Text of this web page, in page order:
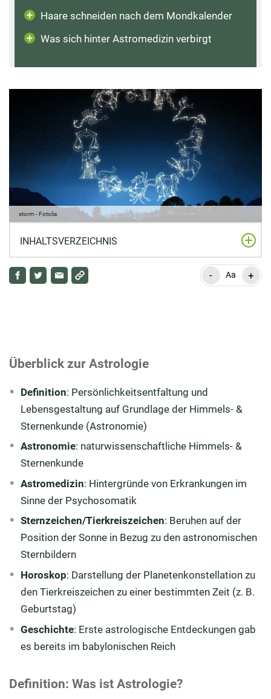
Haare schneiden nach dem Mondkalender
Was sich hinter Astromedizin verbirgt
storm - Fotolia
INHALTSVERZEICHNIS
Überblick zur Astrologie
Die Bedeutung des Horoskops in der Astrologie
Tierkreiszeichen in der Astrologie – Ein Überblick
Die Bedeutung der Himmelskörper in der Astrologie
Was ist ein Aszendent?
Was sind Aspekte in der Astrologie?
steht sie mit der Astrologie?
Die Bedeutung der Astrologie in der Geschichte und
Wissenschaft
Fazit zur Astrologie
- Aa +
Überblick zur Astrologie
Definition: Persönlichkeitsentfaltung und
Lebensgestaltung auf Grundlage der Himmels- &
Sternenkunde (Astronomie)
Astronomie: naturwissenschaftliche Himmels- &
Sternenkunde
Astromedizin: Hintergründe von Erkrankungen im
Sinne der Psychosomatik
Sternzeichen/Tierkreiszeichen: Beruhen auf der
Position der Sonne in Bezug zu den astronomischen
Sternbildern
Horoskop: Darstellung der Planetenkonstellation zu
den Tierkreiszeichen zu einer bestimmten Zeit (z. B.
Geburtstag)
Geschichte: Erste astrologische Entdeckungen gab
es bereits im babylonischen Reich
Definition: Was ist Astrologie?